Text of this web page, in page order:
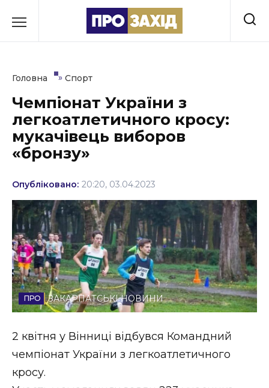
до
Культура
Освіта
Політика
Соціум
Спорт
Стиль життя
Втрачений Ужгород
Втрачений Ужгород (відеоверсія)
Головна » Спорт
Чемпіонат України з
легкоатлетичного кросу:
мукачівець виборов
«бронзу»
Опубліковано: 20:20, 03.04.2023
ЗАКАРПАТСЬКІ НОВИНИ
2 квітня у Вінниці відбувся Командний
чемпіонат України з легкоатлетичного
кросу.